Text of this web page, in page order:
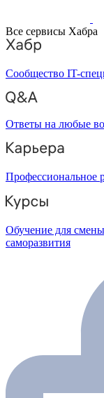
Все сервисы Хабра
Сообщество IT-
Ответы на любые
Профессиональное
Обучение для
саморазвития